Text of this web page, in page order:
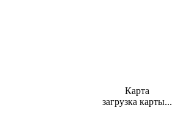
Карта
загрузка карты...